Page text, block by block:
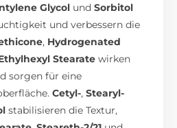
Glycol undSorbitol
und verbessern die
, Hydrogenated
Stearate wirken
sorgen für eine
Cetyl-,Stearyl-
stabilisieren die Textur,